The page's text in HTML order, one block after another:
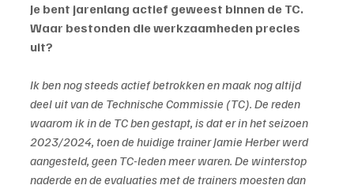
Je bent jarenlang actief geweest binnen de TC.
Waar bestonden die werkzaamheden precies
uit?
Ik ben nog steeds actief betrokken en maak nog altijd
deel uit van de Technische Commissie (TC). De reden
waarom ik in de TC ben gestapt, is dat er in het seizoen
2023/2024, toen de huidige trainer Jamie Herber werd
aangesteld, geen TC-leden meer waren. De winterstop
naderde en de evaluaties met de trainers moesten dan